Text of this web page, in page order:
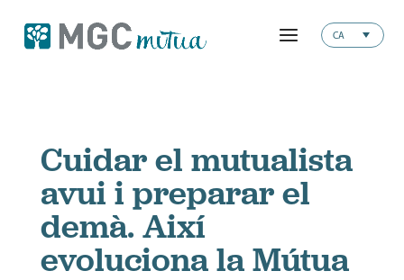
CA
Cuidar el mutualista
avui i preparar el
demà. Així
evoluciona la Mútua